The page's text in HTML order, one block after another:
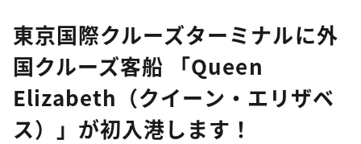
東京国際クルーズターミナルに外
国クルーズ客船 「Queen
Elizabeth（クイーン・エリザベ
ス）」が初入港します！